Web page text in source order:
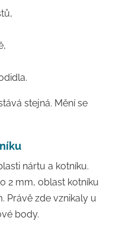
stejná. Mění se
nártu a kotníku.
2 mm, oblast kotníku
Právě zde vznikaly u
body.